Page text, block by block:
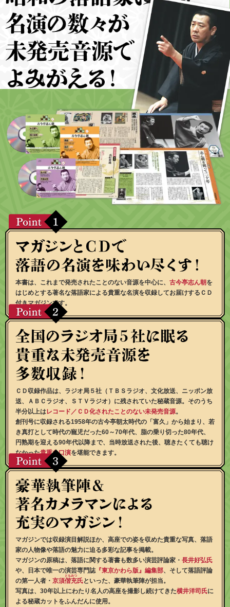
本書は、これまで発売されたことのない音源を中心に、 古今亭志ん朝を
はじめとする著名な落語家による貴重な名演を収録してお届けするＣＤ
付きマガジンです。
ＣＤ収録作品は、ラジオ局５社（ＴＢＳラジオ、文化放送、ニッポン放
送、ＡＢＣラジオ、ＳＴＶラジオ）に残されていた秘蔵音源。そのうち
半分以上はレコード／ＣＤ化されたことのない未発売音源。
創刊号に収録される1958年の古今亭朝太時代の「富久」から始まり、若
き真打として時代の寵児だった60～70年代、脂の乗り切った80年代、
円熟期を迎える90年代以降まで、当時放送された後、聴きたくても聴け
なかった貴重な口演を堪能できます。
マガジンでは収録演目解説ほか、高座での姿を収めた貴重な写真、落語
家の人物像や落語の魅力に迫る多彩な記事を掲載。
マガジンの原稿は、落語に関する著書も数多い演芸評論家・ 長井好弘氏
や、日本で唯一の演芸専門誌『東京かわら版』編集部、そして落語評論
の第一人者・ 京須偕充
ともみつ
氏といった、豪華執筆陣が担当。
写真は、30年以上にわたり名人の高座を撮影し続けてきた横井洋司氏に
よる秘蔵カットをふんだんに使用。